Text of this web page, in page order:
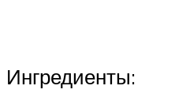
Ингредиенты: